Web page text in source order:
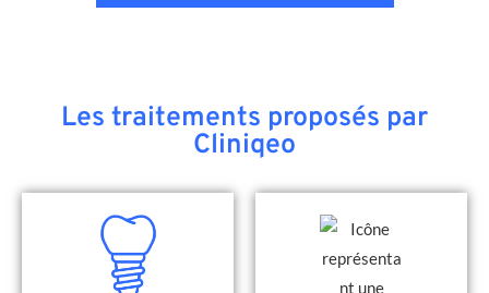
Les traitements proposés par
Cliniqeo